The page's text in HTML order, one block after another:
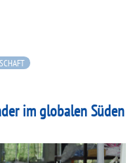
im globalen Süden